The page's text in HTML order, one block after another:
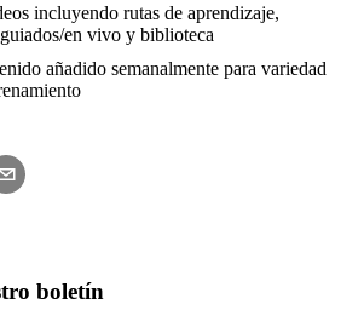
incluyendo rutas de aprendizaje,
en vivo y biblioteca
añadido semanalmente para variedad
boletín